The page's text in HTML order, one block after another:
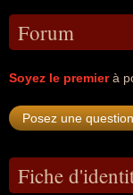
Forum
Soyez le premierà
Fiche